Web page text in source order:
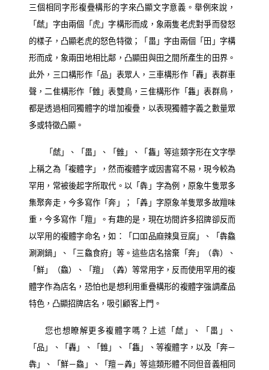
三個相同字形複疊構形的字來凸顯文字意義。舉例來說，
「虤」字由兩個「虎」字構形而成，象兩隻老虎對爭而發怒
的樣子，凸顯老虎的怒色特徵；「畕」字由兩個「田」字構
形而成，象兩田地相比鄰，凸顯田與田之間所產生的田界。
此外，三口構形作「品」表眾人，三車構形作「轟」表群車
聲，二隹構形作「雔」表雙鳥，三隹構形作「雥」表群鳥，
都是透過相同獨體字的增加複疊，以表現獨體字義之數量眾
多或特徵凸顯。
「虤」、「畕」、「雔」、「雥」等這類字形在文字學
上稱之為「複體字」，然而複體字或因書寫不易，現今較為
罕用，常被後起字所取代。以「犇」字為例，原象牛隻眾多
集聚奔走，今多寫作「奔」；「羴」字原象羊隻眾多故羶味
重，今多寫作「羶」。有趣的是，現在坊間許多招牌卻反而
以罕用的複體字命名，如：「口吅品麻辣臭豆腐」、「犇鱻
涮涮鍋」、「三鱻食府」等。這些店名捨棄「奔」（犇）、
「鮮」（鱻）、「羶」（羴）等常用字，反而使用罕用的複
體字作為店名，恐怕也是想利用重疊構形的複體字強調產品
特色，凸顯招牌店名，吸引顧客上門。
您也想瞭解更多複體字嗎？上述「虤」、「畕」、
「品」、「轟」、「雔」、「雥」、等複體字，以及「奔－
犇」、「鮮－鱻」、「羶－羴」等這類形體不同但音義相同